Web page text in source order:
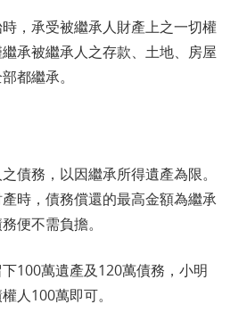
，承受被繼承人財產上之一切權
承被繼承人之存款、土地、房屋
都繼承。
債務，以因繼承所得遺產為限。
時，債務償還的最高金額為繼承
便不需負擔。
100萬遺產及120萬債務，小明
人100萬即可。